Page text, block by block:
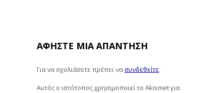
ΑΦΉΣΤΕ ΜΙΑ ΑΠΆΝΤΗΣΗ
Για να σχολιάσετε πρέπει νασυνδεθείτε.
Αυτός ο ιστότοπος χρησιμοποιεί το Akismet για